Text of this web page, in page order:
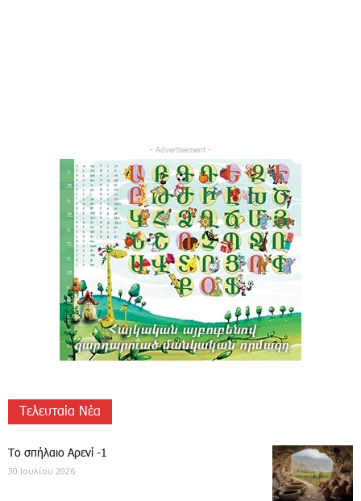
- Advertisement -
Τελευταία Νέα
Το σπήλαιο Αρενί -1
30 Ιουλίου 2026